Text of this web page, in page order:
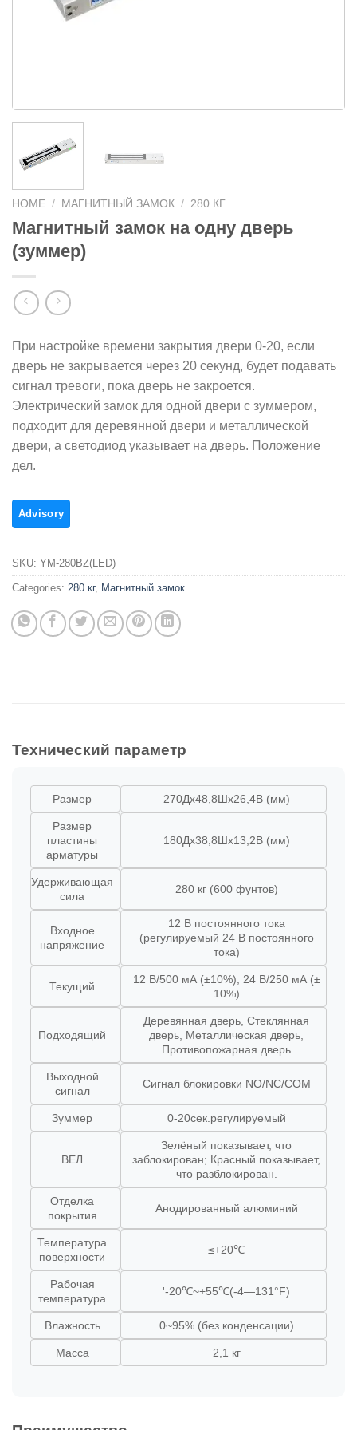
HOME / МАГНИТНЫЙ ЗАМОК / 280 КГ
Магнитный замок на одну дверь
(зуммер)
При настройке времени закрытия двери 0-20, если
дверь не закрывается через 20 секунд, будет подавать
сигнал тревоги, пока дверь не закроется.
Электрический замок для одной двери с зуммером,
подходит для деревянной двери и металлической
двери, а светодиод указывает на дверь. Положение
дел.
SKU: YM-280BZ(LED)
Categories: 280 кг, Магнитный замок
Технический параметр
Размер 270Дx48,8Шx26,4В (мм)
Размер
пластины
арматуры
180Дx38,8Шx13,2В (мм)
Удерживающая
сила
280 кг (600 фунтов)
Входное
напряжение
12 В постоянного тока
(регулируемый 24 В постоянного
тока)
Текущий
12 В/500 мА (±10%); 24 В/250 мА (±
10%)
Подходящий
Деревянная дверь, Стеклянная
дверь, Металлическая дверь,
Противопожарная дверь
Выходной
сигнал
Сигнал блокировки NO/NC/COM
Зуммер 0-20сек.регулируемый
ВЕЛ
Зелёный показывает, что
заблокирован; Красный показывает,
что разблокирован.
Отделка
покрытия
Анодированный алюминий
Температура
поверхности
≤+20℃
Рабочая
температура
'-20℃~+55℃(-4—131°F)
Влажность 0~95% (без конденсации)
Масса 2,1 кг